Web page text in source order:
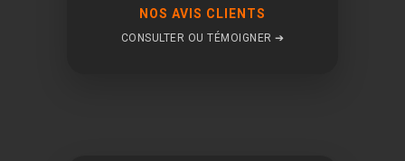
NOS AVIS CLIENTS
CONSULTER OU TÉMOIGNER ➔